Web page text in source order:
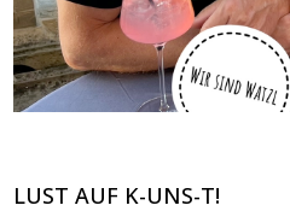
LUST AUF K-UNS-T!